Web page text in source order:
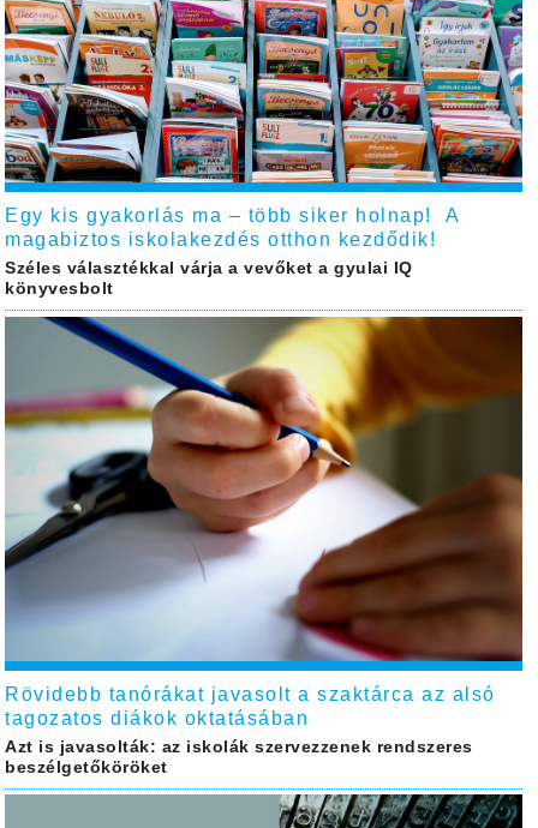
Egy kis gyakorlás ma – több siker holnap! A
magabiztos iskolakezdés otthon kezdődik!
Széles választékkal várja a vevőket a gyulai IQ
könyvesbolt
Rövidebb tanórákat javasolt a szaktárca az alsó
tagozatos diákok oktatásában
Azt is javasolták: az iskolák szervezzenek rendszeres
beszélgetőköröket